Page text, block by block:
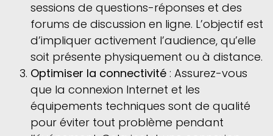
sessions de questions-réponses et des
forums de discussion en ligne. L’objectif est
d’impliquer activement l’audience, qu’elle
soit présente physiquement ou à distance.
Optimiser la connectivité : Assurez-vous
que la connexion Internet et les
équipements techniques sont de qualité
pour éviter tout problème pendant